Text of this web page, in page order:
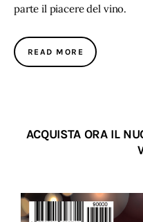
parte il piacere del vino.
READ MORE
ACQUISTA ORA IL